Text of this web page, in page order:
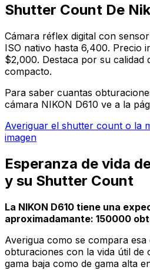
Shutter Count De
Cámara réflex digital con
ISO nativo hasta 6,400. Precio
$2,000. Destaca por su calidad
compacto.
Para saber cuantas
cámara NIKON D610 ve a la
Averiguar el shutter count o la
imagen
Esperanza de vida
y su Shutter Count
La NIKON D610 tiene una
aproximadamante: 150000
Averigua como se compara esa
obturaciones con la vida útil de
gama baja como de gama alta